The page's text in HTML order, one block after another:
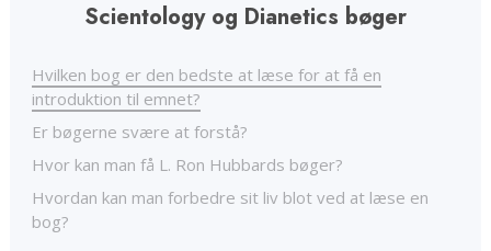
Scientology og Dianetics bøger
Hvilken bog er den bedste at læse for at få en
introduktion til emnet?
Er bøgerne svære at forstå?
Hvor kan man få L. Ron Hubbards bøger?
Hvordan kan man forbedre sit liv blot ved at læse en
bog?